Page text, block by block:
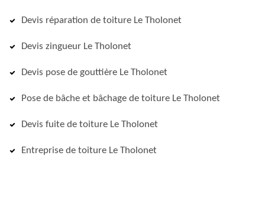
Devis réparation de toiture Le Tholonet
Devis zingueur Le Tholonet
Devis pose de gouttière Le Tholonet
Pose de bâche et bâchage de toiture Le Tholonet
Devis fuite de toiture Le Tholonet
Entreprise de toiture Le Tholonet